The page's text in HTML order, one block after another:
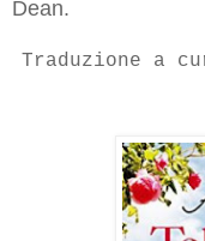
Dean.
Traduzione a